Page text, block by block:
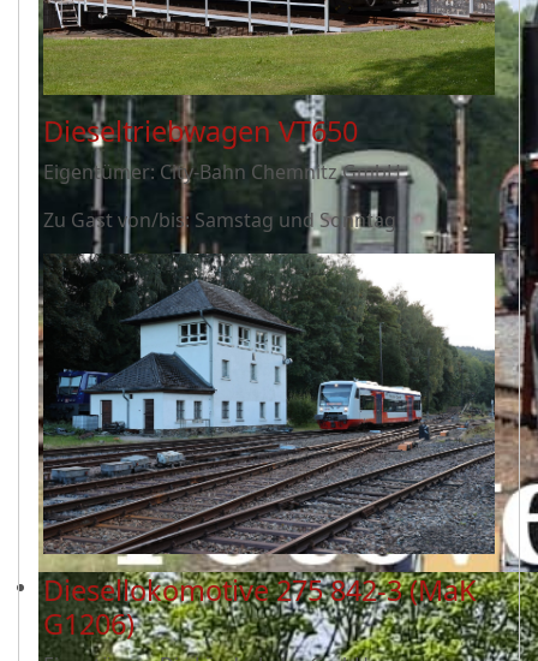
Dieseltriebwagen VT650
Eigentümer: City-Bahn Chemnitz GmbH
Zu Gast von/bis: Samstag und Sonntag
Diesellokomotive 275 842-3 (MaK
G1206)